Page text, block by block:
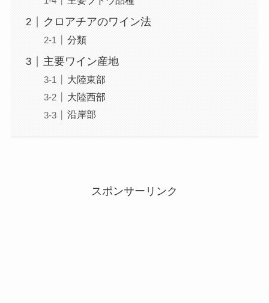
クロアチアのワイン法
分類
主要ワイン産地
大陸東部
大陸西部
沿岸部
スポンサーリンク